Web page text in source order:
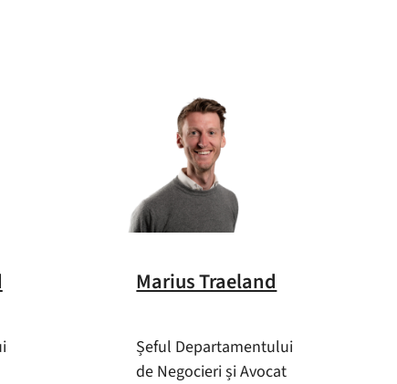
Marius Traeland
Șeful Departamentului
de Negocieri și Avocat